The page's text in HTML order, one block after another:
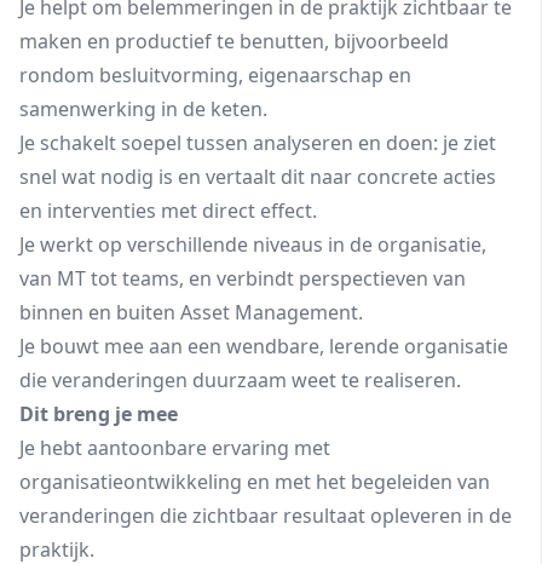
Je helpt om belemmeringen in de praktijk zichtbaar te
maken en productief te benutten, bijvoorbeeld
rondom besluitvorming, eigenaarschap en
samenwerking in de keten.
Je schakelt soepel tussen analyseren en doen: je ziet
snel wat nodig is en vertaalt dit naar concrete acties
en interventies met direct effect.
Je werkt op verschillende niveaus in de organisatie,
van MT tot teams, en verbindt perspectieven van
binnen en buiten Asset Management.
Je bouwt mee aan een wendbare, lerende organisatie
die veranderingen duurzaam weet te realiseren.
Dit breng je mee
Je hebt aantoonbare ervaring met
organisatieontwikkeling en met het begeleiden van
veranderingen die zichtbaar resultaat opleveren in de
praktijk.